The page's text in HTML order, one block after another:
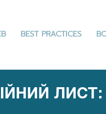
BEST PRACTICES